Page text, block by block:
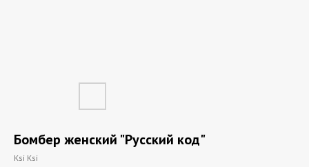
Бомбер женский "Русский код"
Ksi Ksi